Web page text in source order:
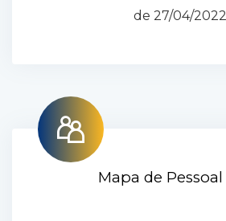
de 27/04/2022
Mapa de